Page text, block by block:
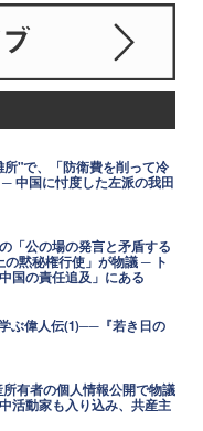
所"で、「防衛費を削って冷
中国に忖度した左派の我田
「公の場の発言と矛盾する
の黙秘権行使」が物議 ─ ト
国の責任追及」にある
ぶ偉人伝(1)──『若き日の
有者の個人情報公開で物議
活動家も入り込み、共産主